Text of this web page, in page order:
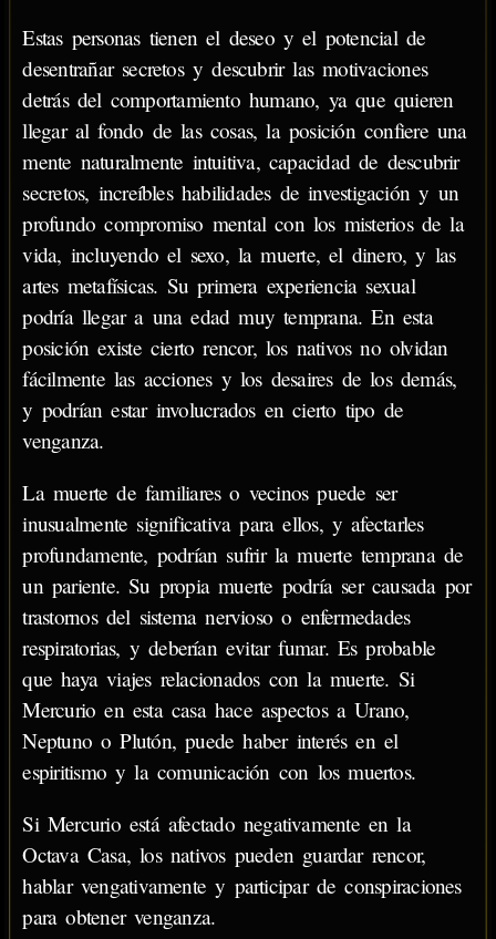
Estas personas tienen el deseo y el potencial de
desentrañar secretos y descubrir las motivaciones
detrás del comportamiento humano, ya que quieren
llegar al fondo de las cosas, la posición confiere una
mente naturalmente intuitiva, capacidad de descubrir
secretos, increíbles habilidades de investigación y un
profundo compromiso mental con los misterios de la
vida, incluyendo el sexo, la muerte, el dinero, y las
artes metafísicas. Su primera experiencia sexual
podría llegar a una edad muy temprana. En esta
posición existe cierto rencor, los nativos no olvidan
fácilmente las acciones y los desaires de los demás,
y podrían estar involucrados en cierto tipo de
venganza.
La muerte de familiares o vecinos puede ser
inusualmente significativa para ellos, y afectarles
profundamente, podrían sufrir la muerte temprana de
un pariente. Su propia muerte podría ser causada por
trastornos del sistema nervioso o enfermedades
respiratorias, y deberían evitar fumar. Es probable
que haya viajes relacionados con la muerte. Si
Mercurio en esta casa hace aspectos a Urano,
Neptuno o Plutón, puede haber interés en el
espiritismo y la comunicación con los muertos.
Si Mercurio está afectado negativamente en la
Octava Casa, los nativos pueden guardar rencor,
hablar vengativamente y participar de conspiraciones
para obtener venganza.